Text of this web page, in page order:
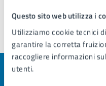
Questo sito web utilizza i
Utilizziamo cookie tecnici
garantire la corretta
raccogliere informazioni
utenti.
Ultimo aggiornamento:24/